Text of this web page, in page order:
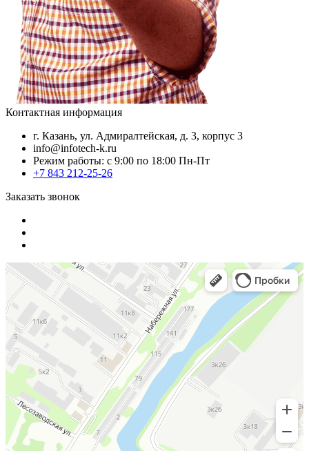
Контактная информация
г. Казань, ул. Адмиралтейская, д. 3, корпус 3
info@infotech-k.ru
Режим работы: с 9:00 по 18:00 Пн-Пт
+7 843 212-25-26
Заказать звонок